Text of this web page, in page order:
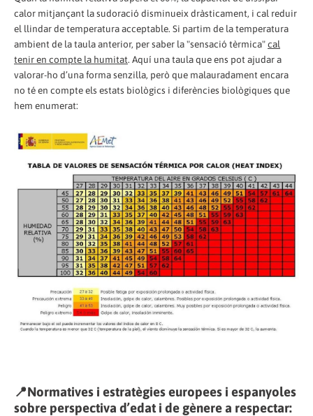
calor mitjançant la sudoració disminueix dràsticament, i cal reduir
el llindar de temperatura acceptable. Si partim de la temperatura
ambient de la taula anterior, per saber la "sensació tèrmica"cal
tenir en compte la humitat. Aquí una taula que ens pot ajudar a
valorar-ho d’una forma senzilla, però que malauradament encara
no té en compte els estats biològics i diferències biològiques que
hem enumerat:
📍Normatives i estratègies europees i espanyoles
sobre perspectiva d’edat i de gènere a respectar: